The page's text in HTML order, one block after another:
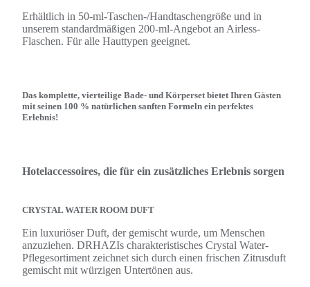
Erhältlich in 50-ml-Taschen-/Handtaschengröße und in
unserem standardmäßigen 200-ml-Angebot an Airless-
Flaschen. Für alle Hauttypen geeignet.
Das komplette, vierteilige Bade- und Körperset bietet Ihren Gästen
mit seinen 100 % natürlichen sanften Formeln ein perfektes
Erlebnis!
Hotelaccessoires, die für ein zusätzliches Erlebnis sorgen
CRYSTAL WATER ROOM DUFT
Ein luxuriöser Duft, der gemischt wurde, um Menschen
anzuziehen. DRHAZIs charakteristisches Crystal Water-
Pflegesortiment zeichnet sich durch einen frischen Zitrusduft
gemischt mit würzigen Untertönen aus.